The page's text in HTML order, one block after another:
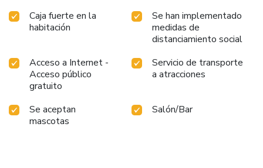
Caja fuerte en la
habitación
Se han implementado
medidas de
distanciamiento social
Acceso a Internet -
Acceso público
gratuito
Servicio de transporte
a atracciones
Se aceptan
mascotas
Salón/Bar